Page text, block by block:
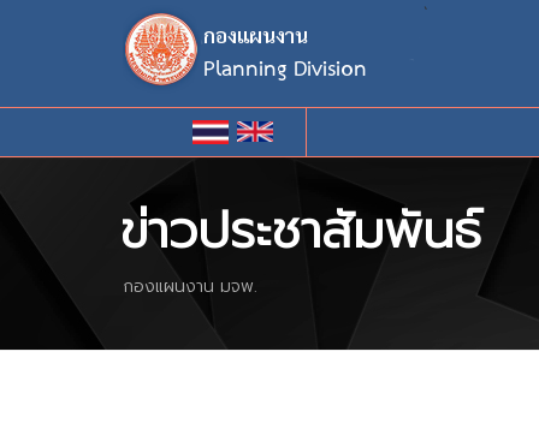
`
ข่าวประชาสัมพันธ์
กองแผนงาน มจพ.